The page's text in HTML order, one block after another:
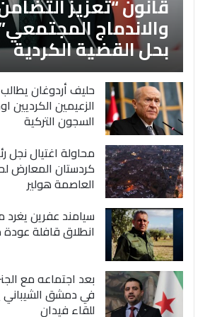
والاندماج
بحل القضية الكردية
حليف أردوغان
الزعيمين
السجون التركية
محاولة اغتيال نجل
كردستان المعارض
العاصمة هولير
سيامند عفرين يغرد
انطلاق قافلة
بعد اجتماعه مع
في دمشق الشيباني
للقاء فيدان